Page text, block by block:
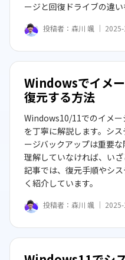
ージと回復ドライブの違い
投稿者： 森川 颯 ｜
Windowsでイメ
復元する方法
Windows10/11でのイメー
を丁寧に解説します。シ
ージバックアップは重要
理解していなければ、い
記事では、復元手順やシ
く紹介しています。
投稿者： 森川 颯 ｜